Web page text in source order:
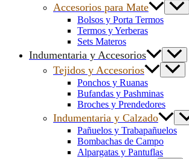
Accesorios para Mate
Bolsos y Porta Termos
Termos y Yerberas
Sets Materos
Indumentaria y Accesorios
Tejidos y Accesorios
Ponchos y Ruanas
Bufandas y Pashminas
Broches y Prendedores
Indumentaria y Calzado
Pañuelos y Trabapañuelos
Bombachas de Campo
Alpargatas y Pantuflas